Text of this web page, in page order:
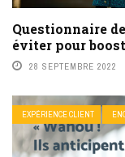
Questionnaire
éviter pour
28 SEPTEMBRE 2022
EXPÉRIENCE CLIENT